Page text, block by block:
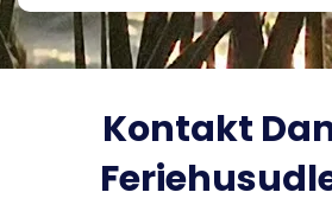
Kontakt